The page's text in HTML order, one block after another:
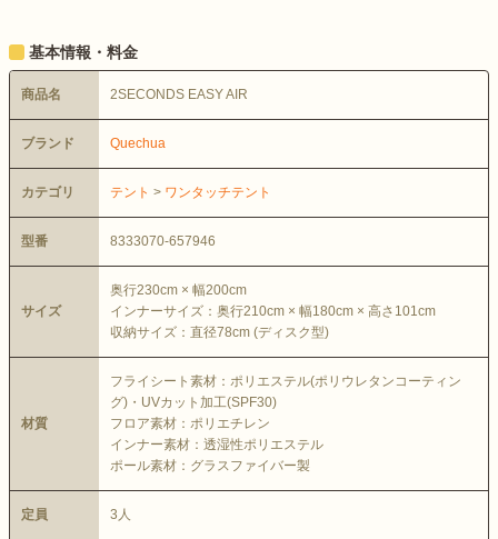
基本情報・料金
商品名 2SECONDS EASY AIR
ブランド Quechua
カテゴリ テント > ワンタッチテント
型番 8333070-657946
サイズ
奥行230cm × 幅200cm
インナーサイズ：奥行210cm × 幅180cm × 高さ101cm
収納サイズ：直径78cm (ディスク型)
材質
フライシート素材：ポリエステル(ポリウレタンコーティン
グ)・UVカット加工(SPF30)
フロア素材：ポリエチレン
インナー素材：透湿性ポリエステル
ポール素材：グラスファイバー製
定員 3人